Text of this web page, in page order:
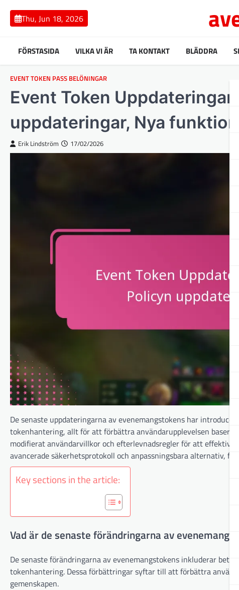
content
Thu, Jun 18, 2026
FÖRSTASIDA VILKA VI ÄR TA KONTAKT BLÄDDRA
EVENT TOKEN PASS BELÖNINGAR
Event Token
uppdateringar, Nya
Erik Lindström 17/02/2026
De senaste uppdateringarna av evenemangstokens har
tokenhantering, allt för att förbättra användarupplevelsen
modifierat användarvillkor och efterlevnadsregler för att
avancerade säkerhetsprotokoll och anpassningsbara alternativ,
Key sections in the article:
Vad är de senaste förändringarna av
De senaste förändringarna av evenemangstokens inkluderar
tokenhantering. Dessa förbättringar syftar till att förbättra
gemenskapen.